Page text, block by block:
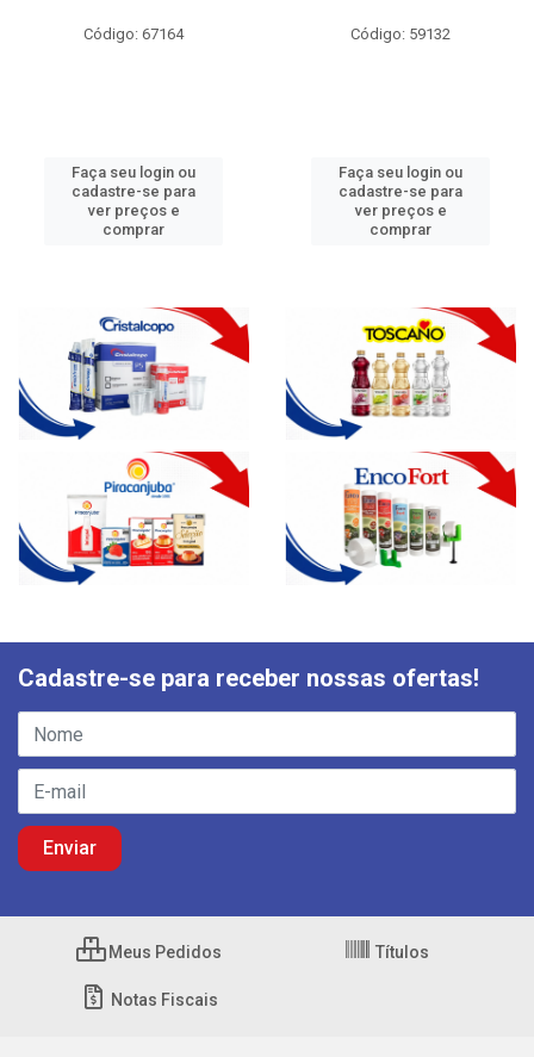
Código: 67164
Faça seu login ou
cadastre-se para
ver preços e
comprar
Código: 59132
Faça seu login ou
cadastre-se para
ver preços e
comprar
Cadastre-se para receber nossas ofertas!
Meus Pedidos Títulos
Notas Fiscais